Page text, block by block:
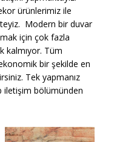
ürünlerimiz ile
Modern bir duvar
için çok fazla
kalmıyor. Tüm
bir şekilde en
Tek yapmanız
iletişim bölümünden